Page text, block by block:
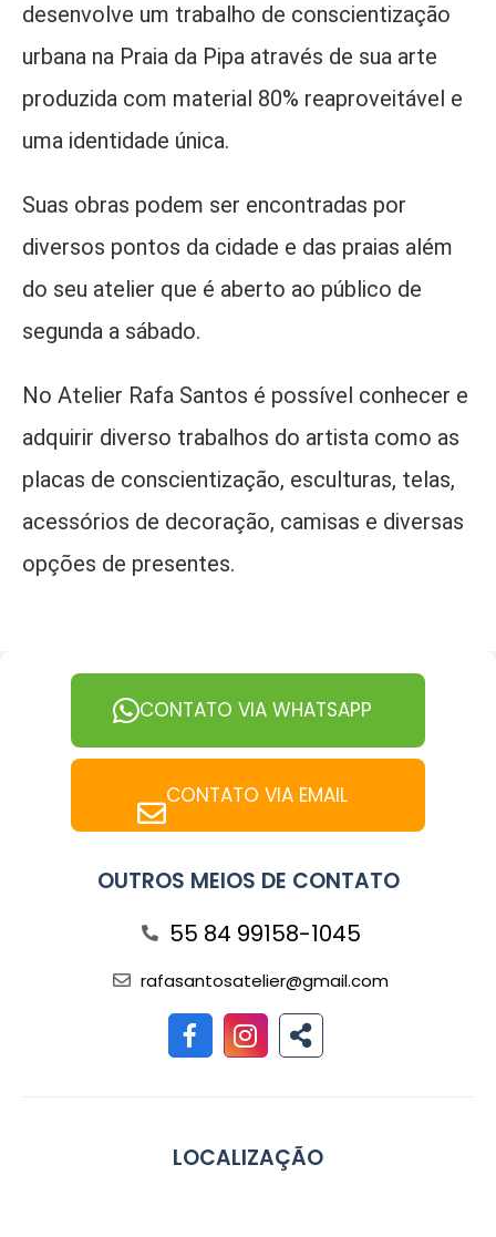
desenvolve um trabalho de conscientização
urbana na Praia da Pipa através de sua arte
produzida com material 80% reaproveitável e
uma identidade única.
Suas obras podem ser encontradas por
diversos pontos da cidade e das praias além
do seu atelier que é aberto ao público de
segunda a sábado.
No Atelier Rafa Santos é possível conhecer e
adquirir diverso trabalhos do artista como as
placas de conscientização, esculturas, telas,
acessórios de decoração, camisas e diversas
opções de presentes.
CONTATO VIA WHATSAPP
CONTATO VIA EMAIL
OUTROS MEIOS DE CONTATO
55 84 99158-1045
rafasantosatelier@gmail.com
LOCALIZAÇÃO